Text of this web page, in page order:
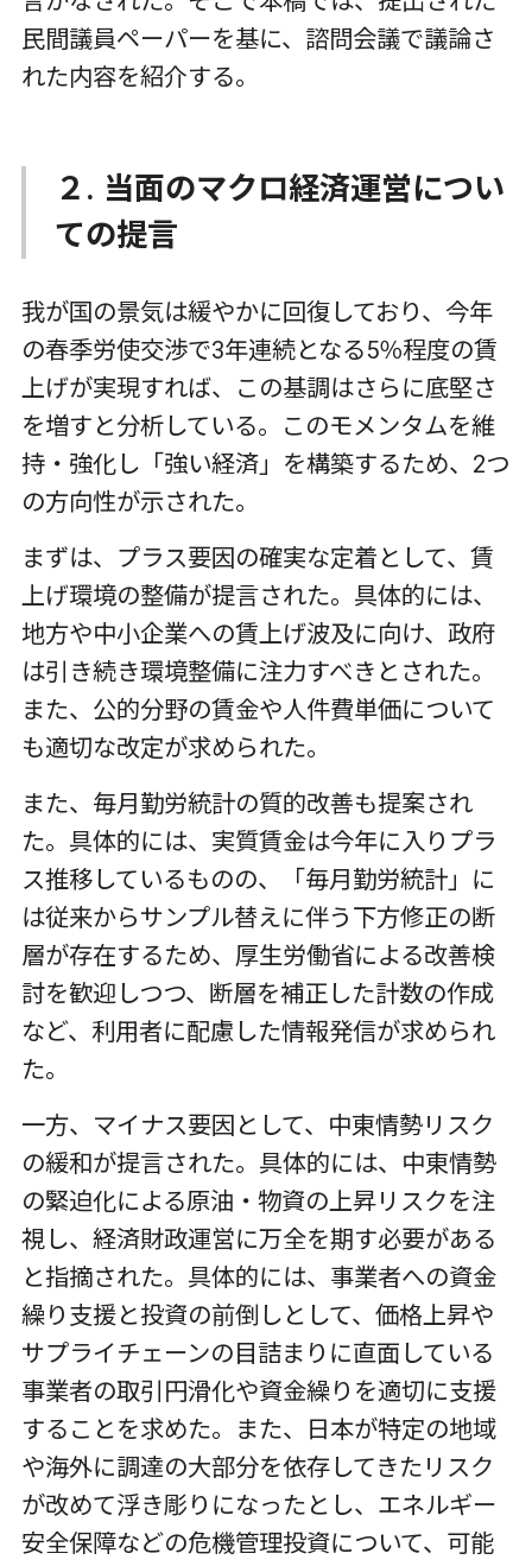
民間議員ペーパーを基に、諮問会議で議論さ
れた内容を紹介する。
２. 当面のマクロ経済運営につい
ての提言
我が国の景気は緩やかに回復しており、今年
の春季労使交渉で3年連続となる5％程度の賃
上げが実現すれば、この基調はさらに底堅さ
を増すと分析している。このモメンタムを維
持・強化し「強い経済」を構築するため、2つ
の方向性が示された。
まずは、プラス要因の確実な定着として、賃
上げ環境の整備が提言された。具体的には、
地方や中小企業への賃上げ波及に向け、政府
は引き続き環境整備に注力すべきとされた。
また、公的分野の賃金や人件費単価について
も適切な改定が求められた。
また、毎月勤労統計の質的改善も提案され
た。具体的には、実質賃金は今年に入りプラ
ス推移しているものの、「毎月勤労統計」に
は従来からサンプル替えに伴う下方修正の断
層が存在するため、厚生労働省による改善検
討を歓迎しつつ、断層を補正した計数の作成
など、利用者に配慮した情報発信が求められ
た。
一方、マイナス要因として、中東情勢リスク
の緩和が提言された。具体的には、中東情勢
の緊迫化による原油・物資の上昇リスクを注
視し、経済財政運営に万全を期す必要がある
と指摘された。具体的には、事業者への資金
繰り支援と投資の前倒しとして、価格上昇や
サプライチェーンの目詰まりに直面している
事業者の取引円滑化や資金繰りを適切に支援
することを求めた。また、日本が特定の地域
や海外に調達の大部分を依存してきたリスク
が改めて浮き彫りになったとし、エネルギー
安全保障などの危機管理投資について、可能